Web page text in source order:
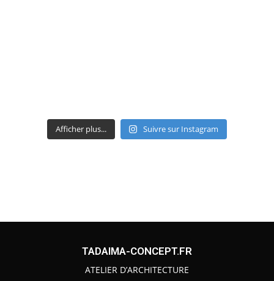
Afficher plus... Suivre sur Instagram
TADAIMA-CONCEPT.FR
ATELIER D’ARCHITECTURE